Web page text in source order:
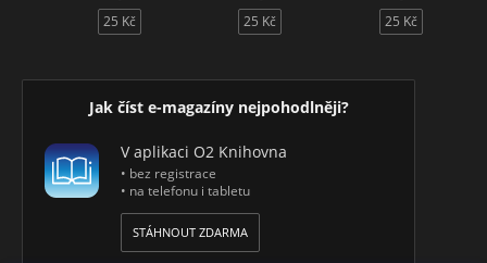
25 Kč 25 Kč 25 Kč
Jak číst e-magazíny nejpohodlněji?
V aplikaci O2 Knihovna
• bez registrace
• na telefonu i tabletu
STÁHNOUT ZDARMA